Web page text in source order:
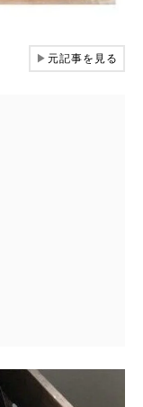
▶元記事を見る